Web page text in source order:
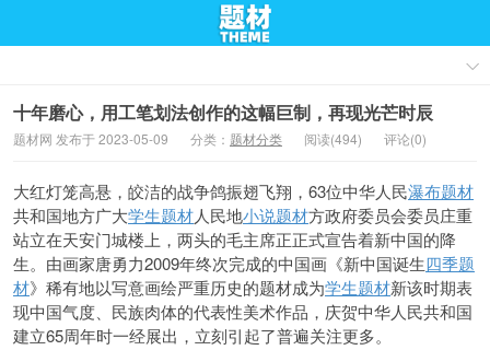
十年磨心，用工笔划法创作的这幅巨制，再现光芒时辰
题材网 发布于 2023-05-09 分类： 题材分类 阅读(494) 评论(0)
大红灯笼高悬，皎洁的战争鸽振翅飞翔，63位中华人民瀑布题材
共和国地方广大学生题材人民地小说题材方政府委员会委员庄重
站立在天安门城楼上，两头的毛主席正正式宣告着新中国的降
生。由画家唐勇力2009年终次完成的中国画《新中国诞生四季题
材》 稀有地以写意画绘严重历史的题材成为学生题材新该时期表
现中国气度、民族肉体的代表性美术作品，庆贺中华人民共和国
建立65周年时一经展出，立刻引起了普遍关注更多。